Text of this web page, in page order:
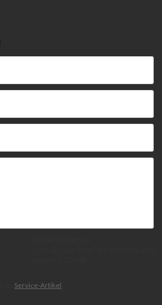
Service-Artikel